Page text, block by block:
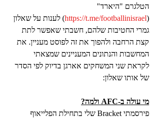
הטלגרם "היארד"
(
https://t.me/footballinisrael) לענות על שאלון
גמרי החטיבות שלהם, חשבתי שאפשר לתת
קצת הרחבה ולהפוך את זה לפוסט מעניין. את
המחשבות והנתונים המעניינים שמצאתי
לקראת שני המשחקים אארגן בדיוק לפי הסדר
של אותו שאלון:
מי עולה ב-AFC ולמה?
פירסמתי Bracket שלי בתחילת הפלייאוף